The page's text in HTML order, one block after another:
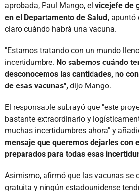
aprobada, Paul Mango, el vicejefe de
en el Departamento de Salud, apuntó
claro cuándo habrá una vacuna.
"Estamos tratando con un mundo
incertidumbre. No sabemos cuándo
desconocemos las cantidades, no
de esas vacunas", dijo Mango.
El responsable subrayó que "este
bastante extraordinario y
muchas incertidumbres ahora" y
mensaje que queremos dejarles con
preparados para todas esas
Asimismo, afirmó que las vacunas se
gratuita y ningún estadounidense